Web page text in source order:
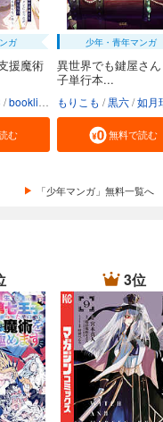
ガ
援魔術
booklistaSTUDIO
む
少年・青年マンガ
異世界でも鍵屋さ
子単行本...
もりこも 黒六 如月
無料で読む
「少年マンガ」無料一覧へ
3位